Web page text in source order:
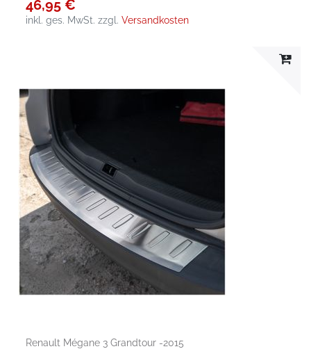
46,95 €
inkl. ges. MwSt. zzgl.Versandkosten
Renault Mégane 3 Grandtour -2015